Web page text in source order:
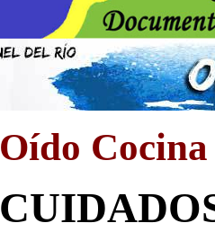
Oído Cocina